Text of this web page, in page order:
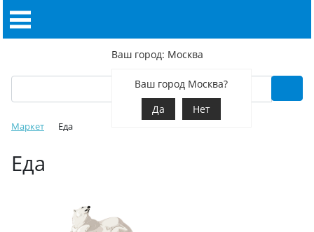
Ваш город: Москва
Ваш город Москва?
Да
Нет
Маркет Еда
Еда